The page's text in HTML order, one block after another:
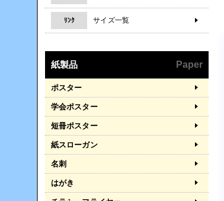
ﾘﾝｸ サイズ一覧
紙製品 Paper
ポスター
学会ポスター
短冊ポスター
紙スローガン
名刺
はがき